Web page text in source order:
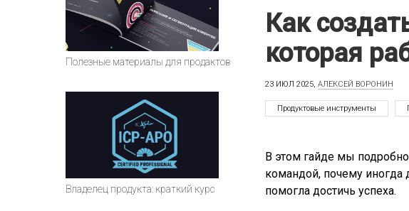
Полезные материалы для продактов
Владелец продукта: краткий курс
Как
которая
23 ИЮЛ 2025, АЛЕКСЕЙ ВОРОНИН
Продуктовые инструменты
В этом гайде мы
командой, почему иногда
помогла достичь успеха.